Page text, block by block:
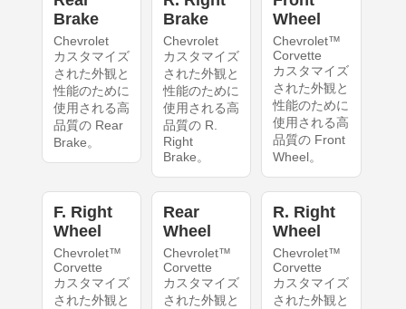
Brake
Chevrolet
カスタマイズ
された外観と
性能のために
使用される高
品質の Rear
Brake。
Brake
Chevrolet
カスタマイズ
された外観と
性能のために
使用される高
品質の R.
Right
Brake。
Wheel
Chevrolet™
Corvette
カスタマイズ
された外観と
性能のために
使用される高
品質の Front
Wheel。
F. Right
Wheel
Chevrolet™
Corvette
カスタマイズ
された外観と
Rear
Wheel
Chevrolet™
Corvette
カスタマイズ
された外観と
R. Right
Wheel
Chevrolet™
Corvette
カスタマイズ
された外観と